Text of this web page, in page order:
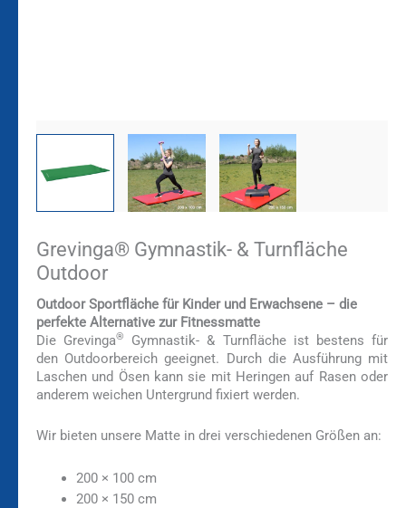
Grevinga® Gymnastik- & Turnfläche
Outdoor
Outdoor Sportfläche für Kinder und Erwachsene – die
perfekte Alternative zur Fitnessmatte
Die Grevinga®
Gymnastik- & Turnfläche ist bestens für
den Outdoorbereich geeignet. Durch die Ausführung mit
Laschen und Ösen kann sie mit Heringen auf Rasen oder
anderem weichen Untergrund fixiert werden.
Wir bieten unsere Matte in drei verschiedenen Größen an:
200 × 100 cm
200 × 150 cm